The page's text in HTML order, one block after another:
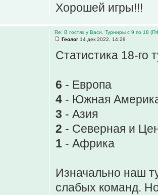
Хорошей игры!!!
Re: В гостях у Васи. Турниры с 9 по 18
Геолог 14 дек 2022, 14:28
Статистика 18-го
6 - Европа
4 - Южная
3 - Азия
2 - Северная и
1 - Африка
Изначально наш
слабых команд.